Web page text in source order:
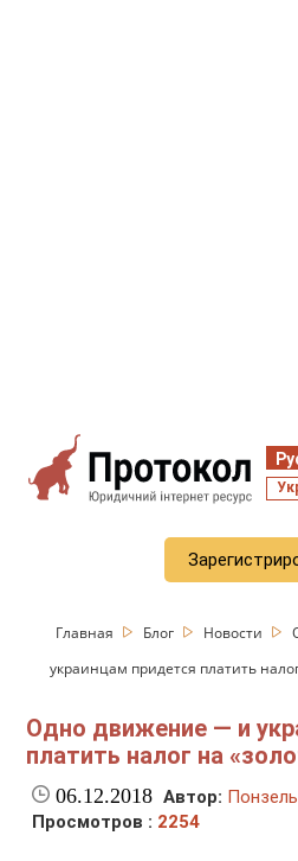
Главная Блог Новости
украинцам придется платить
Одно движение — и
платить налог на
06.12.2018 Автор:
Просмотров : 2254